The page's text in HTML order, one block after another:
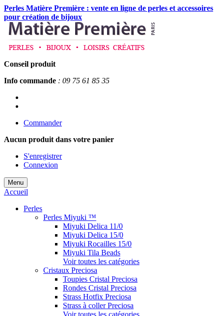
Perles Matière Première : vente en ligne de perles et accessoires
pour création de bijoux
Conseil produit
Info commande : 09 75 61 85 35
Commander
Aucun produit dans votre panier
S'enregistrer
Connexion
Menu
Accueil
Perles
Perles Miyuki ™
Miyuki Delica 11/0
Miyuki Delica 15/0
Miyuki Rocailles 15/0
Miyuki Tila Beads
Voir toutes les catégories
Cristaux Preciosa
Toupies Cristal Preciosa
Rondes Cristal Preciosa
Strass Hotfix Preciosa
Strass à coller Preciosa
Voir toutes les catégories